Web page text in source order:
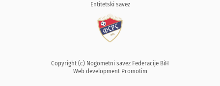
Entitetski savez
Copyright (c) Nogometni savez Federacije BiH
Web development Promotim